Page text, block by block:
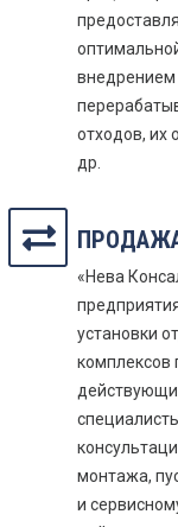
внедрением
отходов, их
др.
«Нева
установки
комплексов
монтажа,
и